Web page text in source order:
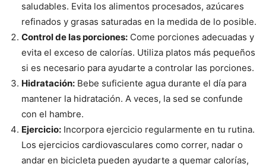
saludables. Evita los alimentos procesados, azúcares
refinados y grasas saturadas en la medida de lo posible.
Control de las porciones: Come porciones adecuadas y
evita el exceso de calorías. Utiliza platos más pequeños
si es necesario para ayudarte a controlar las porciones.
Hidratación: Bebe suficiente agua durante el día para
mantener la hidratación. A veces, la sed se confunde
con el hambre.
Ejercicio: Incorpora ejercicio regularmente en tu rutina.
Los ejercicios cardiovasculares como correr, nadar o
andar en bicicleta pueden ayudarte a quemar calorías,